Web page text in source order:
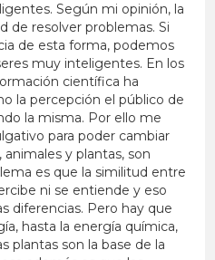
Según mi opinión, la
de resolver problemas. Si
de esta forma, podemos
muy inteligentes. En los
científica ha
la percepción el público de
la misma. Por ello me
para poder cambiar
y plantas, son
es que la similitud entre
ni se entiende y eso
diferencias. Pero hay que
hasta la energía química,
plantas son la base de la